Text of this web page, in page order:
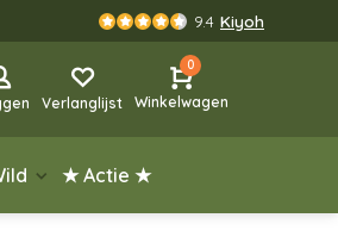
9.4 Kiyoh
Verlanglijst
0
Winkelwagen
★ Actie ★